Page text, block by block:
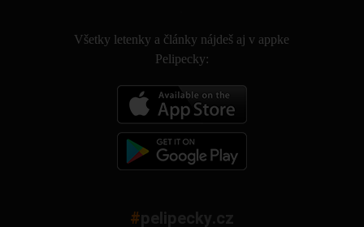
Všetky letenky a články nájdeš aj v appke
Pelipecky:
#pelipecky.cz